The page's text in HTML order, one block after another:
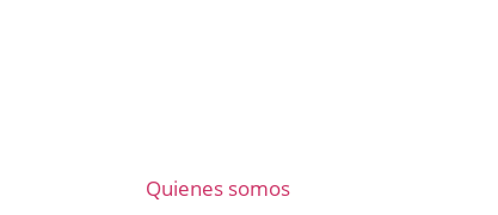
Quienes somos